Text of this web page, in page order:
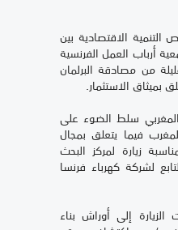
الاقتصادية بين
أرباب العمل الفرنسية
من مصادقة البرلمان
بميثاق الاستثمار.
سلط الضوء على
فيما يتعلق بمجال
زيارة لمركز البحث
لشركة كهرباء فرنسا
إلى أوراش بناء